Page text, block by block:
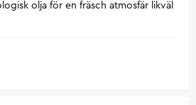
olja för en fräsch atmosfär likväl